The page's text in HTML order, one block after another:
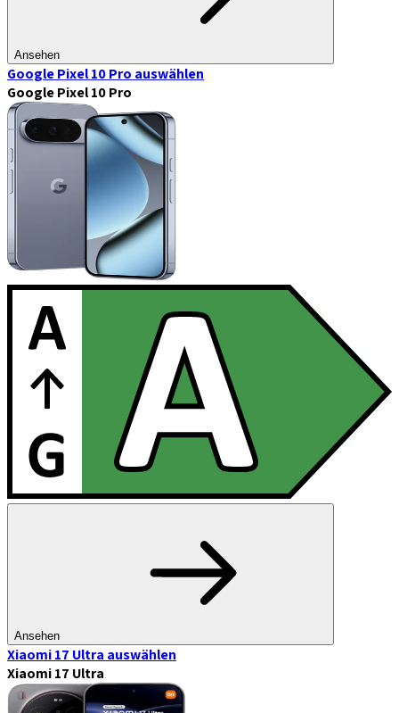
Ansehen
Google Pixel 10 Pro auswählen
Google Pixel 10 Pro
Ansehen
Xiaomi 17 Ultra auswählen
Xiaomi 17 Ultra